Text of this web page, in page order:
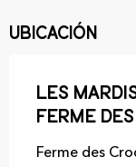
Ubicación
Les
Ferme
Ferme des